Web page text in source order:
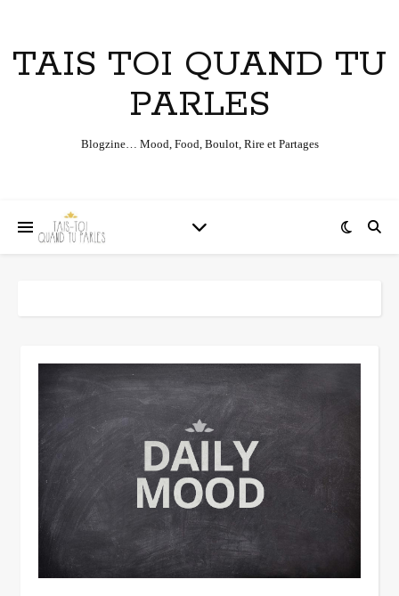
TAIS TOI QUAND TU
PARLES
Blogzine… Mood, Food, Boulot, Rire et Partages